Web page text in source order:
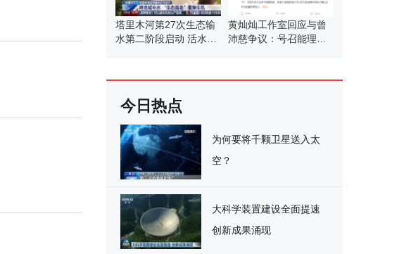
塔里木河第27次生态输
水第二阶段启动 活水滋
黄灿灿工作室回应与曾
沛慈争议：号召能理智
今日热点
为何要将千颗卫星送入太
空？
大科学装置建设全面提速
创新成果涌现